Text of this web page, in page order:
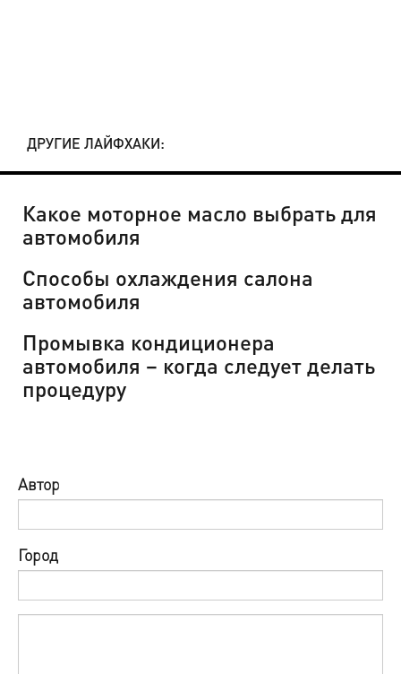
ДРУГИЕ ЛАЙФХАКИ:
Какое моторное масло выбрать для
автомобиля
Способы охлаждения салона
автомобиля
Промывка кондиционера
автомобиля – когда следует делать
процедуру
Автор
Город